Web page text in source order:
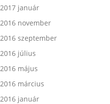
2017 január
2016 november
2016 szeptember
2016 július
2016 május
2016 március
2016 január